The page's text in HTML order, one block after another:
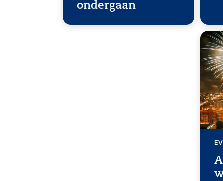
ondergaan